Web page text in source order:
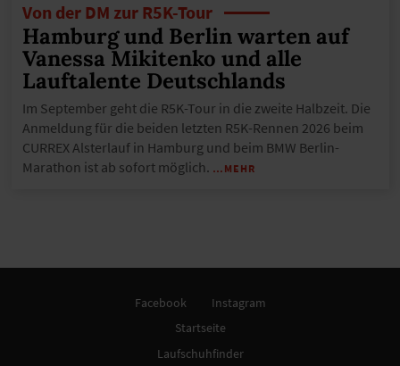
Von der DM zur R5K-Tour
Hamburg und Berlin warten auf
Vanessa Mikitenko und alle
Lauftalente Deutschlands
Im September geht die R5K-Tour in die zweite Halbzeit. Die
Anmeldung für die beiden letzten R5K-Rennen 2026 beim
CURREX Alsterlauf in Hamburg und beim BMW Berlin-
Marathon ist ab sofort möglich. …MEHR
Facebook
Instagram
Startseite
Laufschuhfinder